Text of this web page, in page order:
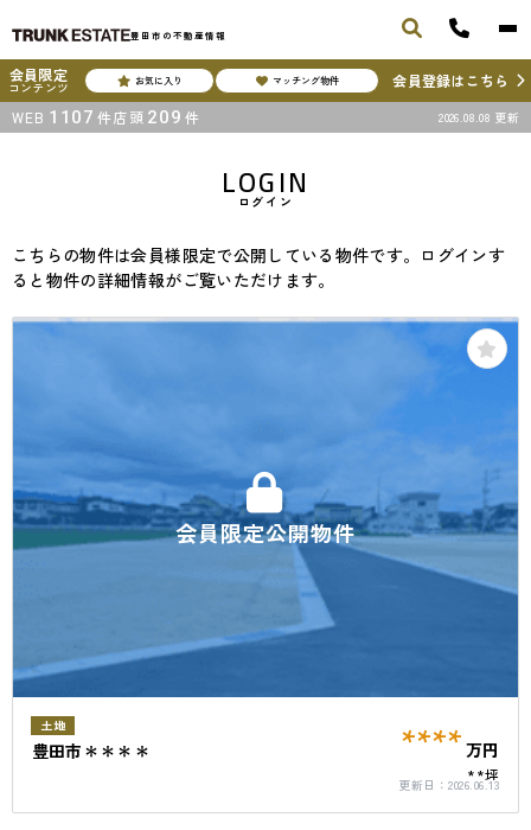
豊田市の不動産情報
会員限定
コンテンツ お気に入り マッチング物件
会員登録はこちら
WEB 1107 件店頭 209 件 2026.08.08 更新
LOGIN
ログイン
こちらの物件は会員様限定で公開している物件です。ログインす
ると物件の詳細情報がご覧いただけます。
会員限定公開物件
土地
豊田市＊＊＊＊ **** 万円
**坪
更新日： 2026.06.13